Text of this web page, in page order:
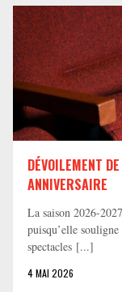
DÉVOILEMENT
ANNIVERSAIRE
La saison 2026-
puisqu’elle souligne
spectacles [...]
4 MAI 2026